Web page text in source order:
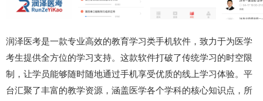
润泽医考是一款专业高效的教育学习类手机软件，致力于为医学
考生提供全方位的学习支持。这款软件打破了传统学习的时空限
制，让学员能够随时随地通过手机享受优质的线上学习体验。平
台汇聚了丰富的教学资源，涵盖医学各个学科的核心知识点，所